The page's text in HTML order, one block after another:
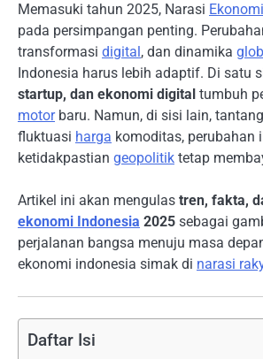
Memasuki tahun 2025, Narasi Ekonomi
pada persimpangan penting.
transformasi digital, dan dinamika
Indonesia harus lebih adaptif. Di satu
startup, dan ekonomi digital tumbuh
motorbaru. Namun, di sisi lain,
fluktuasi harga komoditas, perubahan
ketidakpastian geopolitik tetap
Artikel ini akan mengulas tren, fakta,
ekonomi Indonesia 2025 sebagai
perjalanan bangsa menuju masa
ekonomi indonesia simak di narasi
Daftar Isi